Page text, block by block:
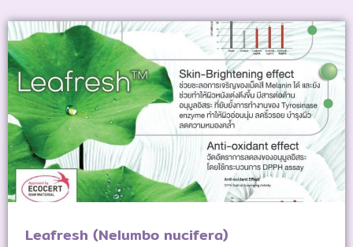
Leafresh (Nelumbo nucifera)